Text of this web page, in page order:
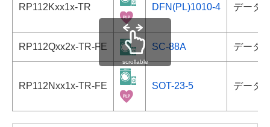
RP112Kxx1x-TR DFN(PL)1010-4 データ
RP112Qxx2x-TR-FE SC-88A データ
RP112Nxx1x-TR-FE SOT-23-5 データ
scrollable